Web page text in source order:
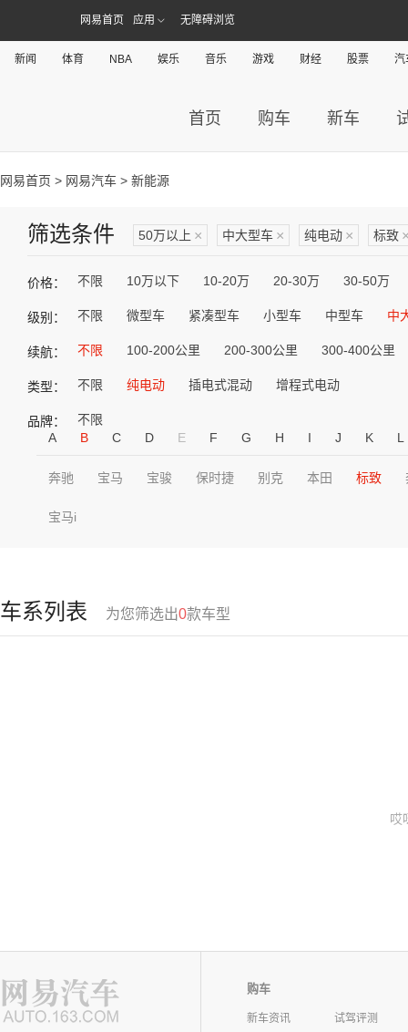
网易首页 应用 无障碍浏览
新闻 体育 NBA 娱乐 音乐 游戏 财经 股票 汽
首页 购车 新车
网易首页 > 网易汽车 > 新能源
筛选条件 50万以上 × 中大型车 × 纯电动 × 标致
价格： 不限 10万以下 10-20万 20-30万 30-50万
级别： 不限 微型车 紧凑型车 小型车 中型车 中
续航： 不限 100-200公里 200-300公里 300-400公里
类型： 不限 纯电动 插电式混动 增程式电动
品牌：
不限
A
B C D E F G H I J K L
奔驰 宝马 宝骏 保时捷 别克 本田 标致
宝马i
车系列表 为您筛选出0款车型
哎
购车
新车资讯
试驾评测